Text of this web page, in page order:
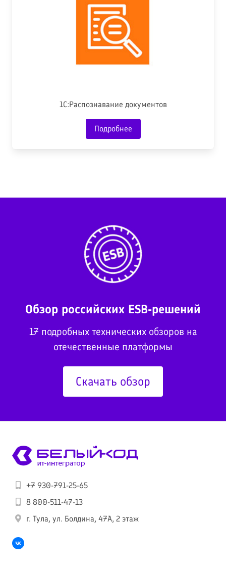
1С:Распознавание документов
Подробнее
Обзор российских ESB-решений
17 подробных технических обзоров на
отечественные платформы
Скачать обзор
+7 930-791-25-65
8 800-511-47-13
г. Тула, ул. Болдина, 47А, 2 этаж